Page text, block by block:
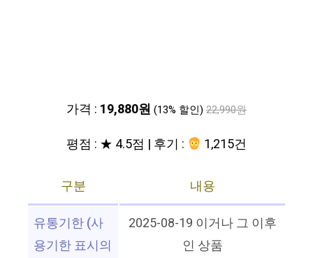
가격 : 19,880원 (13% 할인) 22,990원
평점 : ★ 4.5점 | 후기 : 1,215건
구분
내용
유통기한 (사
용기한 표시의
2025-08-19 이거나 그 이후
인 상품